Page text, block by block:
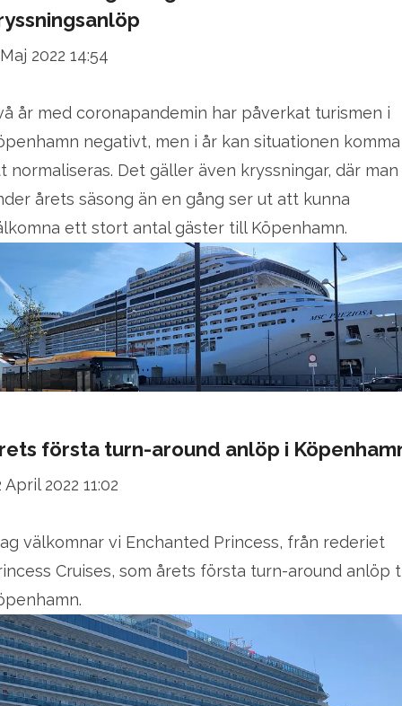
2022 14:54
år med coronapandemin har påverkat turismen i
negativt, men i år kan situationen komma
normaliseras. Det gäller även kryssningar, där man
årets säsong än en gång ser ut att kunna
ett stort antal gäster till Köpenhamn.
första turn-around anlöp i
April 2022 11:02
välkomnar vi Enchanted Princess, från rederiet
Cruises, som årets första turn-around anlöp